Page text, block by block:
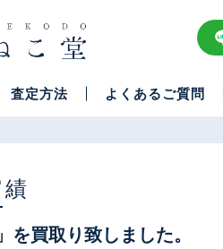
査定方法 よくあるご質問
を買取り致しました。